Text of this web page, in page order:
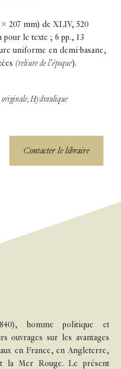
x 207 mm) de XLIV, 520
pour le texte ; 6 pp., 13
uniforme en demi-basane,
(reliure de l’époque).
,Hydraulique
Contacter le libraire
homme politique et
ouvrages sur les avantages
en France, en Angleterre,
la Mer Rouge. Le présent